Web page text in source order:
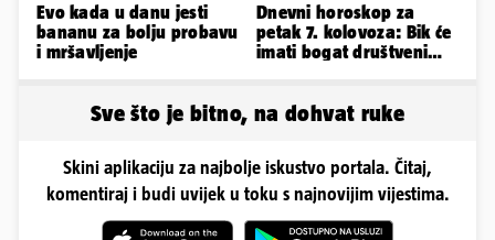
Evo kada u danu jesti
bananu za bolju probavu
i mršavljenje
Dnevni horoskop za
petak 7. kolovoza: Bik će
imati bogat društveni
Sve što je bitno, na dohvat ruke
Skini aplikaciju za najbolje iskustvo portala. Čitaj,
komentiraj i budi uvijek u toku s najnovijim vijestima.